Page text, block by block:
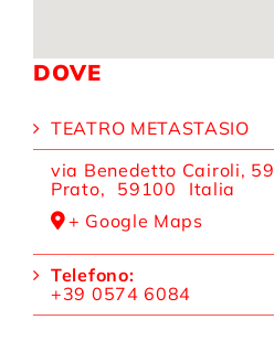
DOVE
TEATRO METASTASIO
via Benedetto Cairoli, 59
Prato, 59100
Italia
+ Google Maps
Telefono:
+39 0574 6084